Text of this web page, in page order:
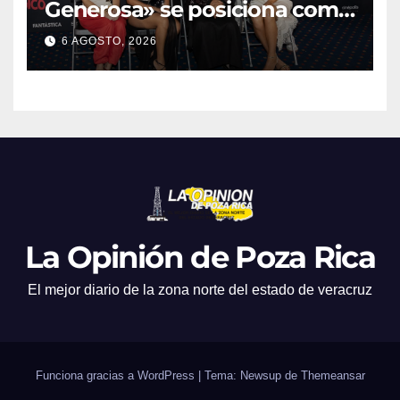
Generosa» se posiciona como
escenario ideal para
producciones de cine y
televisión
6 AGOSTO, 2026
La Opinión de Poza Rica
El mejor diario de la zona norte del estado de veracruz
Funciona gracias a WordPress Tema: Newsup de Themeansar